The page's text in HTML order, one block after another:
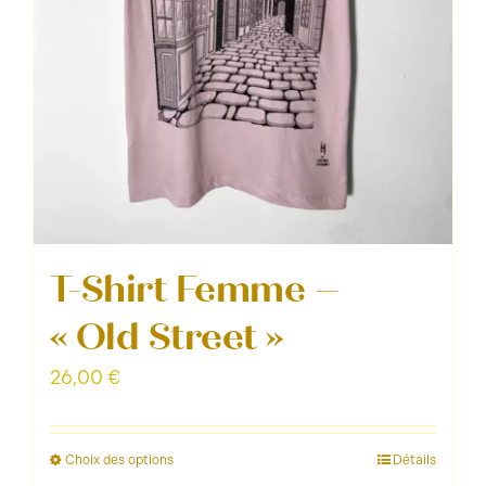
page
du
produit
T-Shirt Femme –
« Old Street »
26,00 €
Choix des optionsCe
Détails